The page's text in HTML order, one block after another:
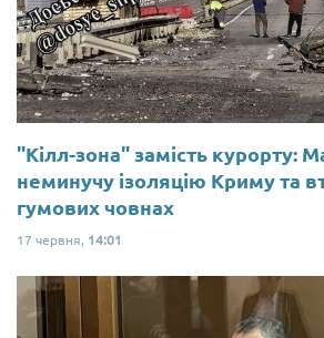
"Кілл-зона" замість курорту:
неминучу ізоляцію Криму та
гумових човнах
17 червня, 14:01